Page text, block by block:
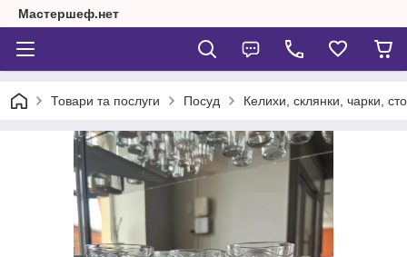
Мастершеф.нет
Товари та послуги Посуд Келихи, склянки, чарки,